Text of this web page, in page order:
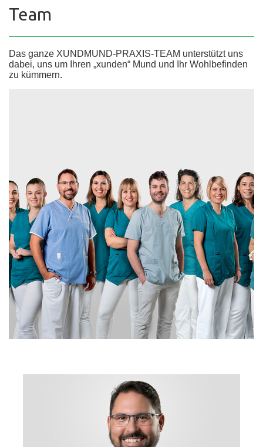
Team
Das ganze XUNDMUND-PRAXIS-TEAM unterstützt uns
dabei, uns um Ihren „xunden“ Mund und Ihr Wohlbefinden
zu kümmern.